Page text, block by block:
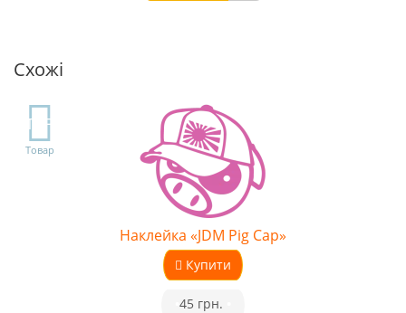
Схожі
TOP
Товар
Наклейка «JDM Pig Cap»
Купити
45 грн.